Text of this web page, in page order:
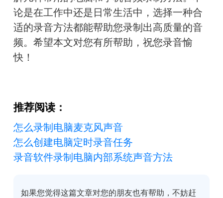
论是在工作中还是日常生活中，选择一种合
适的录音方法都能帮助您录制出高质量的音
频。希望本文对您有所帮助，祝您录音愉
快！
推荐阅读：
怎么录制电脑麦克风声音
怎么创建电脑定时录音任务
录音软件录制电脑内部系统声音方法
如果您觉得这篇文章对您的朋友也有帮助，不妨赶